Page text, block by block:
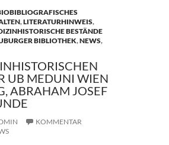
,LITERATURHINWEIS,
BESTÄNDE
BIBLIOTHEK,NEWS,
UB MEDUNI WIEN
ABRAHAM JOSEF
KOMMENTAR